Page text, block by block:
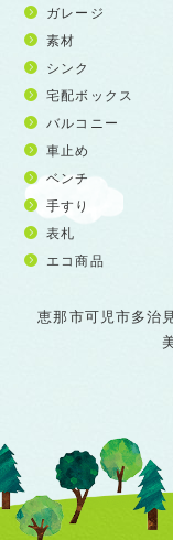
ガレージ
素材
シンク
宅配ボックス
バルコニー
車止め
ベンチ
手すり
表札
エコ商品
恵那市可児市多治